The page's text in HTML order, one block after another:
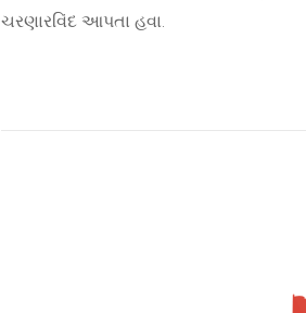
ચરણારવિંદ આપતા હવા.